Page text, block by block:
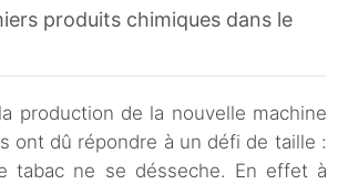
produits chimiques dans le
production de la nouvelle machine
ont dû répondre à un défi de taille :
tabac ne se désseche. En effet à